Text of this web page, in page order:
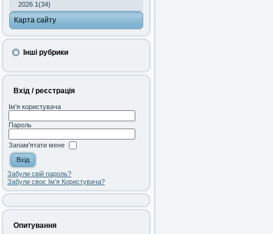
2026 1(34)
Карта сайту
Інші рубрики
Вхід / реєстрація
Ім'я користувача
Пароль
Запам'ятати мене
Забули свій пароль?
Забули своє Ім’я Користувача?
Опитування